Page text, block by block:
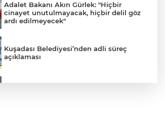
Adalet Bakanı Akın Gürlek: "Hiçbir
cinayet unutulmayacak, hiçbir delil göz
ardı edilmeyecek"
Kuşadası Belediyesi’nden adli süreç
açıklaması